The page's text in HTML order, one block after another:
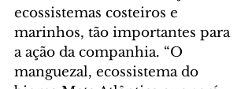
ecossistemas costeiros e
marinhos, tão importantes para
a ação da companhia. “O
manguezal, ecossistema do